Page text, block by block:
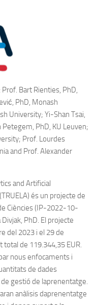
Bart Rienties, PhD,
PhD, Monash
University; Yi-Shan Tsai,
PhD, KU Leuven;
Prof. Lourdes
and Prof. Alexander
and Artificial
és un projecte de
Ciències (IP-2022-10-
PhD. El projecte
del 2023 i el 29 de
de 119.344,35 EUR.
nous enfocaments i
de dades
gestió de laprenentatge.
anàlisis daprenentatge